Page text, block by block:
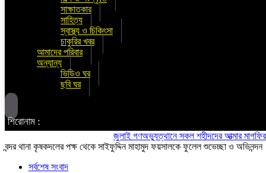
সাক্ষাতকার
সাহিত্য
স্বাস্থ্য ও চিকিৎসা
চাকুরির খবর
আমাদের পরিবার
অন্যান্য
ভিডিও ঘর
ছবি ঘর
শিরোনাম :
জুলাই গণঅভ্যুত্থানে সকল শহীদদের আত্মার মাগফিরাত
বন্দর থানা কৃষকদলের পক্ষ থেকে সাইফুদ্দিন মাহামুদ ফয়সালকে ফুলেল শুভেচ্ছা ও অভিনন্দন
সর্বশেষ সংবাদ